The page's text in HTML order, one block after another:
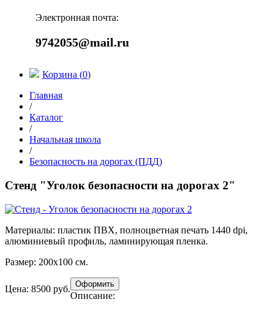
Электронная почта:
9742055@mail.ru
Корзина (0)
Главная
/
Каталог
/
Начальная школа
/
Безопасность на дорогах (ПДД)
Стенд "Уголок безопасности на дорогах 2"
Материалы: пластик ПВХ, полноцветная печать 1440 dpi,
алюминиевый профиль, ламинирующая пленка.
Размер: 200х100 см.
Цена: 8500 руб.
Описание: